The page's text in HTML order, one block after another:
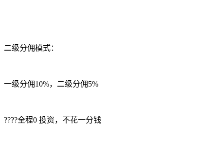
二级分佣模式：
一级分佣10%，二级分佣5%
????全程0 投资，不花一分钱